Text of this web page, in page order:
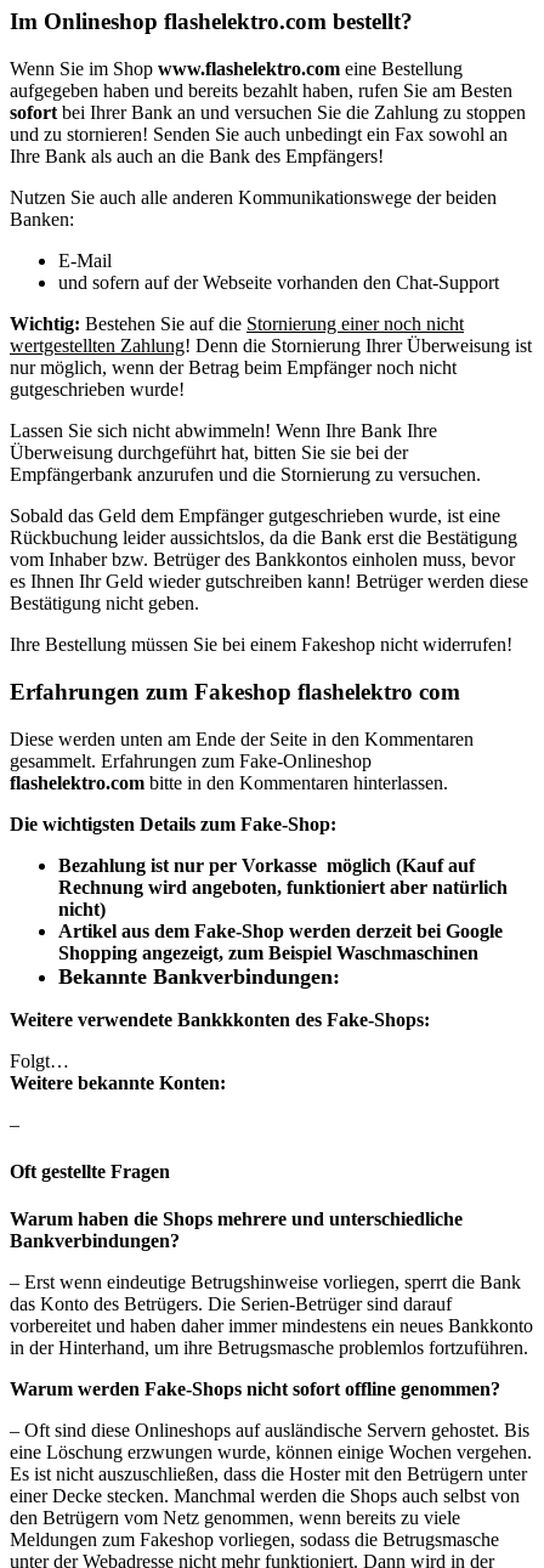
Im Onlineshop flashelektro.com bestellt?
Wenn Sie im Shop www.flashelektro.com eine Bestellung
aufgegeben haben und bereits bezahlt haben, rufen Sie am Besten
sofort bei Ihrer Bank an und versuchen Sie die Zahlung zu stoppen
und zu stornieren! Senden Sie auch unbedingt ein Fax sowohl an
Ihre Bank als auch an die Bank des Empfängers!
Nutzen Sie auch alle anderen Kommunikationswege der beiden
Banken:
E-Mail
und sofern auf der Webseite vorhanden den Chat-Support
Wichtig: Bestehen Sie auf die Stornierung einer noch nicht
wertgestellten Zahlung! Denn die Stornierung Ihrer Überweisung ist
nur möglich, wenn der Betrag beim Empfänger noch nicht
gutgeschrieben wurde!
Lassen Sie sich nicht abwimmeln! Wenn Ihre Bank Ihre
Überweisung durchgeführt hat, bitten Sie sie bei der
Empfängerbank anzurufen und die Stornierung zu versuchen.
Sobald das Geld dem Empfänger gutgeschrieben wurde, ist eine
Rückbuchung leider aussichtslos, da die Bank erst die Bestätigung
vom Inhaber bzw. Betrüger des Bankkontos einholen muss, bevor
es Ihnen Ihr Geld wieder gutschreiben kann! Betrüger werden diese
Bestätigung nicht geben.
Ihre Bestellung müssen Sie bei einem Fakeshop nicht widerrufen!
Erfahrungen zum Fakeshop flashelektro com
Diese werden unten am Ende der Seite in den Kommentaren
gesammelt. Erfahrungen zum Fake-Onlineshop
flashelektro.com bitte in den Kommentaren hinterlassen.
Die wichtigsten Details zum Fake-Shop:
Bezahlung ist nur per Vorkasse möglich (Kauf auf
Rechnung wird angeboten, funktioniert aber natürlich
nicht)
Artikel aus dem Fake-Shop werden derzeit bei Google
Shopping angezeigt, zum Beispiel Waschmaschinen
Bekannte Bankverbindungen:
Weitere verwendete Bankkkonten des Fake-Shops:
Folgt…
Weitere bekannte Konten:
–
Oft gestellte Fragen
Warum haben die Shops mehrere und unterschiedliche
Bankverbindungen?
– Erst wenn eindeutige Betrugshinweise vorliegen, sperrt die Bank
das Konto des Betrügers. Die Serien-Betrüger sind darauf
vorbereitet und haben daher immer mindestens ein neues Bankkonto
in der Hinterhand, um ihre Betrugsmasche problemlos fortzuführen.
Warum werden Fake-Shops nicht sofort offline genommen?
– Oft sind diese Onlineshops auf ausländische Servern gehostet. Bis
eine Löschung erzwungen wurde, können einige Wochen vergehen.
Es ist nicht auszuschließen, dass die Hoster mit den Betrügern unter
einer Decke stecken. Manchmal werden die Shops auch selbst von
den Betrügern vom Netz genommen, wenn bereits zu viele
Meldungen zum Fakeshop vorliegen, sodass die Betrugsmasche
unter der Webadresse nicht mehr funktioniert. Dann wird in der